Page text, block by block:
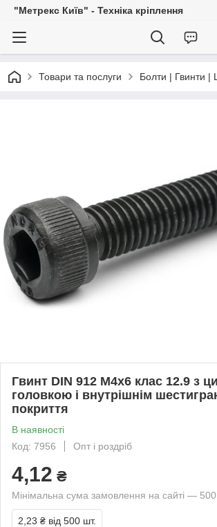
"Метрекс Київ" - Техніка кріплення
Товари та послуги Болти | Гвинти |
Гвинт DIN 912 М4х6 клас 12.9 з
головкою і внутрішнім
покриття
В наявності
Код: 7956
Опт і роздріб
4,12 ₴
Мінімальна сума замовлення на сайті —
2,23 ₴ від 500 шт.